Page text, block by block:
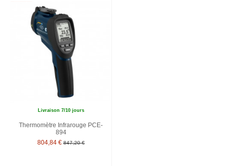
Livraison 7/10 jours
Thermomètre Infrarouge PCE-
894
804,84 € 847,20 €